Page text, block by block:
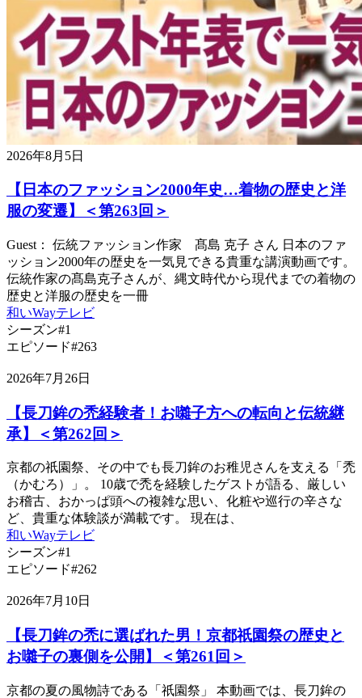
2026年8月5日
【日本のファッション2000年史…着物の歴史と洋
服の変遷】＜第263回＞
Guest： 伝統ファッション作家 髙島 克子 さん 日本のファ
ッション2000年の歴史を一気見できる貴重な講演動画です。
伝統作家の髙島克子さんが、縄文時代から現代までの着物の
歴史と洋服の歴史を一冊
和いWayテレビ
シーズン#1
エピソード#263
2026年7月26日
【長刀鉾の禿経験者！お囃子方への転向と伝統継
承】＜第262回＞
京都の祇園祭、その中でも長刀鉾のお稚児さんを支える「禿
（かむろ）」。 10歳で禿を経験したゲストが語る、厳しい
お稽古、おかっぱ頭への複雑な思い、化粧や巡行の辛さな
ど、貴重な体験談が満載です。 現在は、
和いWayテレビ
シーズン#1
エピソード#262
2026年7月10日
【長刀鉾の禿に選ばれた男！京都祇園祭の歴史と
お囃子の裏側を公開】＜第261回＞
京都の夏の風物詩である「祇園祭」 本動画では、長刀鉾の